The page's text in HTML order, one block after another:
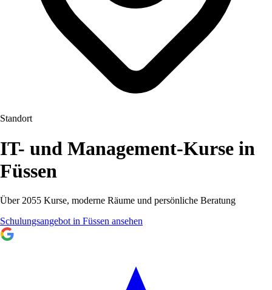
Standort
IT- und Management-Kurse in
Füssen
Über 2055 Kurse, moderne Räume und persönliche Beratung
Schulungsangebot in Füssen ansehen